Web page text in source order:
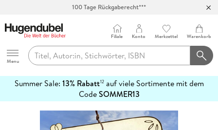
100 Tage Rückgaberecht***
Hugendubel
Menu
Filiale Konto Merkzettel Warenkorb
Summer Sale: 13% Rabatt12auf viele Sortimente mit dem
CodeSOMMER13
erfahren